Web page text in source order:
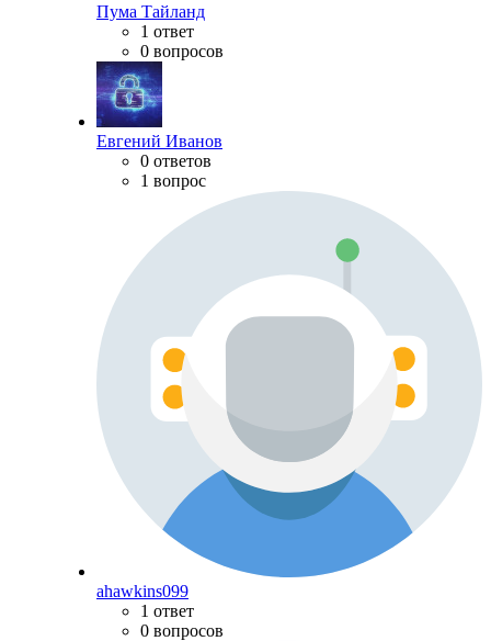
Пума Тайланд
1 ответ
0 вопросов
Евгений Иванов
0 ответов
1 вопрос
ahawkins099
1 ответ
0 вопросов